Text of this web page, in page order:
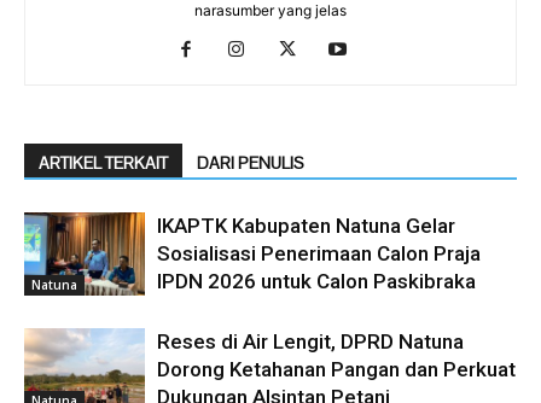
narasumber yang jelas
ARTIKEL TERKAIT DARI PENULIS
Natuna
IKAPTK Kabupaten Natuna Gelar
Sosialisasi Penerimaan Calon Praja
IPDN 2026 untuk Calon Paskibraka
Reses di Air Lengit, DPRD Natuna
Dorong Ketahanan Pangan dan Perkuat
Dukungan Alsintan Petani